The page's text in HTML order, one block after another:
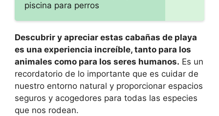
piscina para perros
Descubrir y apreciar estas cabañas de playa
es una experiencia increíble, tanto para los
animales como para los seres humanos. Es un
recordatorio de lo importante que es cuidar de
nuestro entorno natural y proporcionar espacios
seguros y acogedores para todas las especies
que nos rodean.